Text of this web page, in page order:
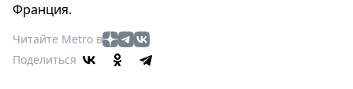
Книги
Выставки
Франция.
Читайте Metro в
Поделиться